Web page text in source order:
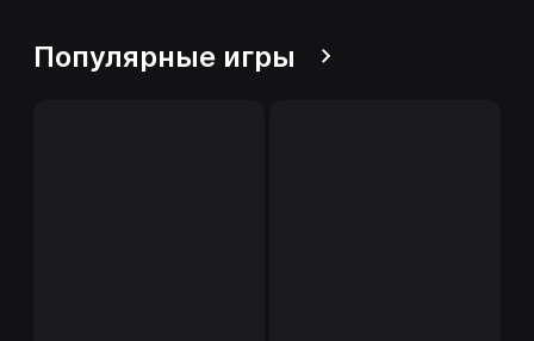
Популярные игры